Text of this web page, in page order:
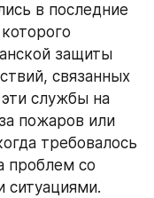
в последние
защиты
связанных
службы на
пожаров или
требовалось
проблем со
ситуациями.